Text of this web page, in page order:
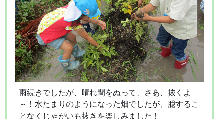
雨続きでしたが、晴れ間をぬって、さあ、抜くよ
～！水たまりのようになった畑でしたが、臆するこ
となくじゃがいも抜きを楽しみました！